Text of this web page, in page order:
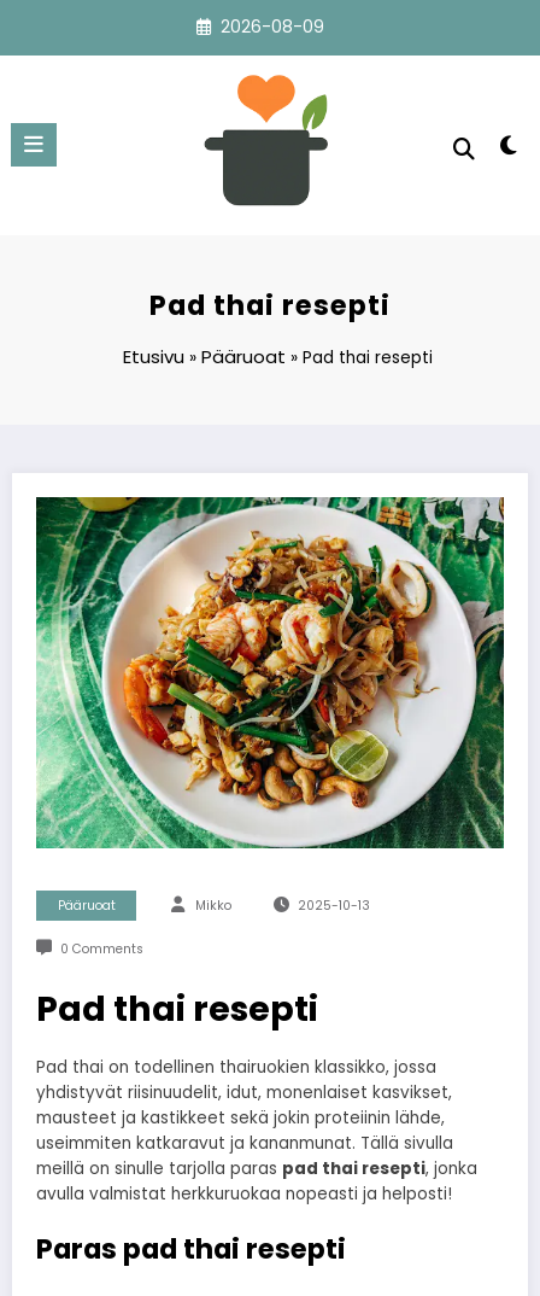
content
2026-08-09
Pad thai resepti
Etusivu »Pääruoat »Pad thai resepti
Pääruoat Mikko 2025-10-13
0 Comments
Pad thai resepti
Pad thai on todellinen thairuokien klassikko, jossa
yhdistyvät riisinuudelit, idut, monenlaiset kasvikset,
mausteet ja kastikkeet sekä jokin proteiinin lähde,
useimmiten katkaravut ja kananmunat. Tällä sivulla
meillä on sinulle tarjolla paras pad thai resepti, jonka
avulla valmistat herkkuruokaa nopeasti ja helposti!
Paras pad thai resepti